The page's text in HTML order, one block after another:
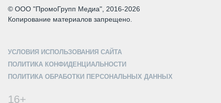
© ООО "ПромоГрупп Медиа", 2016-2026
Копирование материалов запрещено.
УСЛОВИЯ ИСПОЛЬЗОВАНИЯ САЙТА
ПОЛИТИКА КОНФИДЕНЦИАЛЬНОСТИ
ПОЛИТИКА ОБРАБОТКИ ПЕРСОНАЛЬНЫХ ДАННЫХ
16+